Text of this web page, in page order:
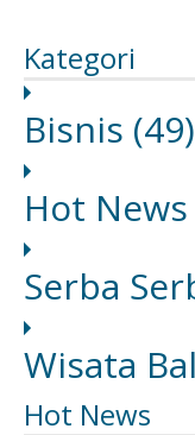
Kategori
Bisnis (49)
Hot News
Serba
Wisata
Hot News